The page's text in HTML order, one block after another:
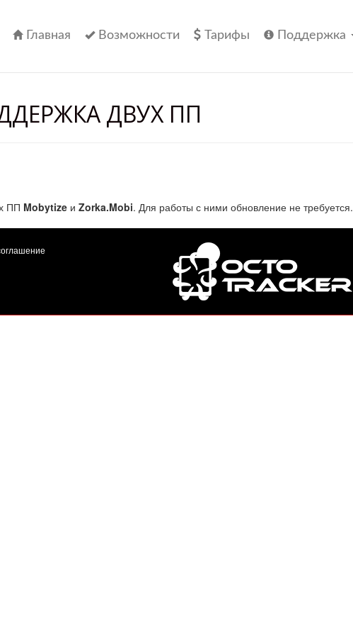
Главная Возможности Тарифы Поддержка
ДВУХ ПП
ПП Mobytize и Zorka.Mobi. Для работы с ними обновление не требуется.